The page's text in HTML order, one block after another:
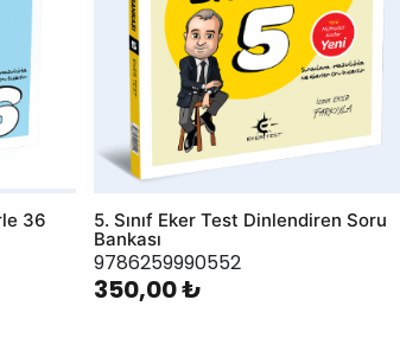
36
5. Sınıf Eker Test Dinlendiren Soru
Bankası
9786259990552
350,00 ₺